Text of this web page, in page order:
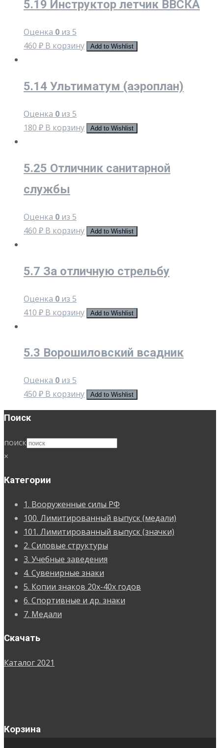
5.19 Инструктор летчик ВВСКА
Оценка 0 из 5
460 ₽ В корзину Add to Wishlist
5.14 Ультиматум (аэроплан)
Оценка 0 из 5
180 ₽ В корзину Add to Wishlist
5.25 Отличник санитарной
службы
Оценка 0 из 5
460 ₽ В корзину Add to Wishlist
5.7 За отличную стрельбу
Оценка 0 из 5
410 ₽ В корзину Add to Wishlist
5.3 Ворошиловский всадник
Оценка 0 из 5
450 ₽ В корзину Add to Wishlist
Поиск
поиск
×
Категории
1. Вооруженные силы РФ
100. Лимитированный выпуск (медали)
101. Лимитированный выпуск (значки)
2. Силовые структуры
3. Учебные заведения
4. Сувенирные знаки
5. Копии знаков 20х-40х годов
6. Спортивные и др. знаки
7. Медали
Скачать
Каталог 2021
Корзина